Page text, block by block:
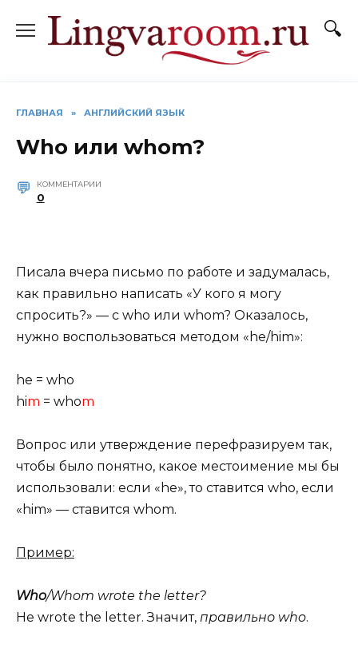
содержанию
ГЛАВНАЯ » АНГЛИЙСКИЙ ЯЗЫК
Who или whom?
КОММЕНТАРИИ
0
Писала вчера письмо по работе и задумалась,
как правильно написать «У кого я могу
спросить?» — с who или whom? Оказалось,
нужно воспользоваться методом «he/him»:
he = who
him = whom
Вопрос или утверждение перефразируем так,
чтобы было понятно, какое местоимение мы бы
использовали: если «he», то ставится who, если
«him» — ставится whom.
Пример:
Who/Whom wrote the letter?
He wrote the letter. Значит, правильно who.